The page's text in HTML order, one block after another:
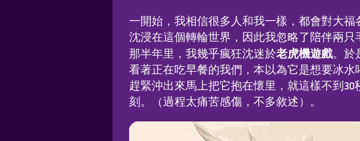
一開始，我相信很多人和我一樣，都會對大福
沈浸在這個轉輪世界，因此我忽略了陪伴兩
那半年里，我幾乎瘋狂沈迷於老虎機遊戲。於
看著正在吃早餐的我們，本以為它是想要冰
趕緊沖出來馬上把它抱在懷里，就這樣不到
刻。（過程太痛苦感傷，不多敘述）。